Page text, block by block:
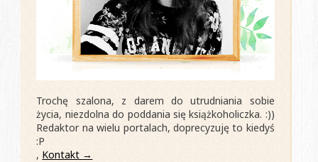
Trochę szalona, z darem do utrudniania sobie
życia, niezdolna do poddania się książkoholiczka. :))
Redaktor na wielu portalach, doprecyzuję to kiedyś
:P
, Kontakt →